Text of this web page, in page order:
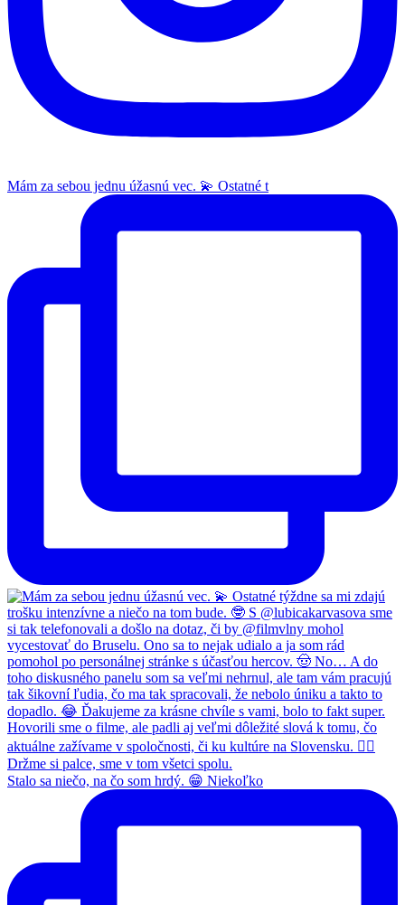
Mám za sebou jednu úžasnú vec. 💫 Ostatné t
Stalo sa niečo, na čo som hrdý. 😁 Niekoľko